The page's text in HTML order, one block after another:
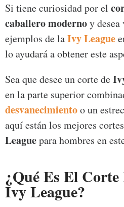
Si tiene curiosidad por el
caballero modernoy
ejemplos de laIvy League
lo ayudará a obtener este
Sea que desee un corte de
en la parte superior
desvanecimientoo un
aquí están los mejores
Leaguepara hombres en
¿Qué Es El
Ivy League?